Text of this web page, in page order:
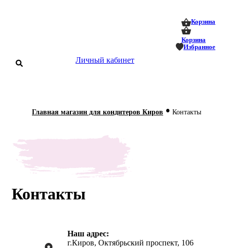
Корзина
Корзина
Избранное
Личный кабинет
Статьи
Главная магазин для кондитеров Киров • Контакты
Контакты
Наш адрес:
г.Киров, Октябрьский проспект, 106